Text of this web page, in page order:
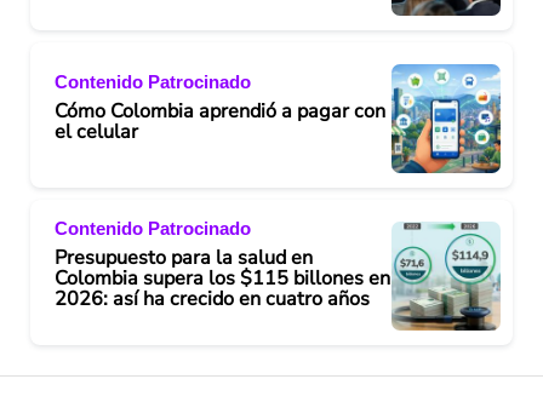
Contenido Patrocinado
Cómo Colombia aprendió a pagar con
el celular
Contenido Patrocinado
Presupuesto para la salud en
Colombia supera los $115 billones en
2026: así ha crecido en cuatro años